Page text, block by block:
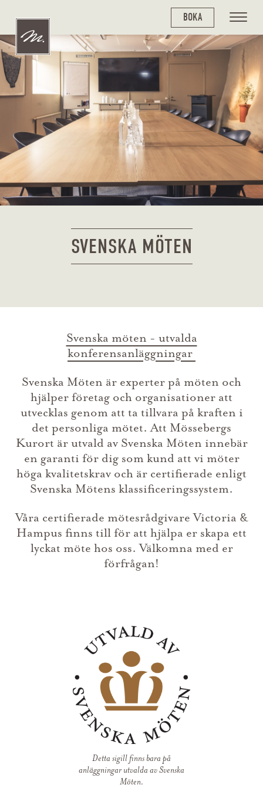
BOKA
SVENSKA MÖTEN
Svenska möten - utvalda
konferensanläggningar
Svenska Möten är experter på möten och
hjälper företag och organisationer att
utvecklas genom att ta tillvara på kraften i
det personliga mötet. Att Mössebergs
Kurort är utvald av Svenska Möten innebär
en garanti för dig som kund att vi möter
höga kvalitetskrav och är certifierade enligt
Svenska Mötens klassificeringssystem.
Våra certifierade mötesrådgivare Victoria &
Hampus finns till för att hjälpa er skapa ett
lyckat möte hos oss. Välkomna med er
förfrågan!
Detta sigill finns bara på
anläggningar utvalda av Svenska
Möten.